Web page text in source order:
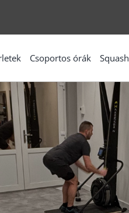
Csoportos órák Squash